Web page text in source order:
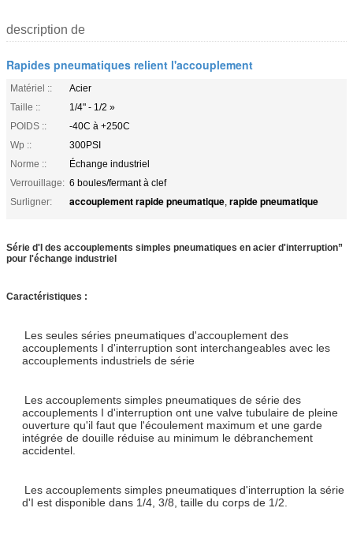
description de
Rapides pneumatiques relient l'accouplement
Matériel ::
Acier
Taille ::
1/4" - 1/2 »
POIDS ::
-40C à +250C
Wp ::
300PSI
Norme ::
Échange industriel
Verrouillage: 6 boules/fermant à clef
Surligner:
accouplement rapide pneumatique, rapide pneumatique
Série d'I des accouplements simples pneumatiques en acier d'interruption”
pour l'échange industriel
Caractéristiques :
Les seules séries pneumatiques d'accouplement des
accouplements I d'interruption sont interchangeables avec les
accouplements industriels de série
Les accouplements simples pneumatiques de série des
accouplements I d'interruption ont une valve tubulaire de pleine
ouverture qu'il faut que l'écoulement maximum et une garde
intégrée de douille réduise au minimum le débranchement
accidentel.
Les accouplements simples pneumatiques d'interruption la série
d'I est disponible dans 1/4, 3/8, taille du corps de 1/2.